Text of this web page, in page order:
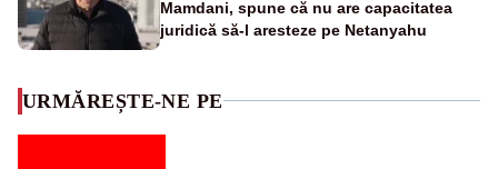
Mamdani, spune că nu are capacitatea
juridică să-l aresteze pe Netanyahu
URMĂREȘTE-NE PE